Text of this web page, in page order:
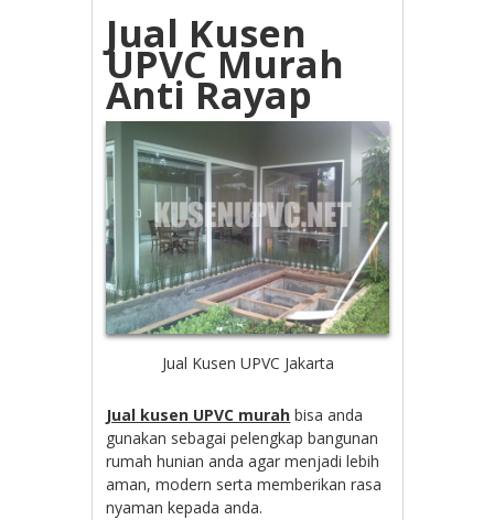
Jual Kusen
UPVC Murah
Anti Rayap
Jual Kusen UPVC Jakarta
Jual kusen UPVC murah bisa anda
gunakan sebagai pelengkap bangunan
rumah hunian anda agar menjadi lebih
aman, modern serta memberikan rasa
nyaman kepada anda.